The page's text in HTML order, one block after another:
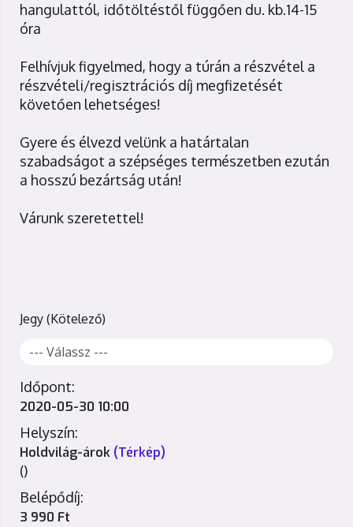
hangulattól, időtöltéstől függően du. kb.14-15
óra
Felhívjuk figyelmed, hogy a túrán a részvétel a
részvételi/regisztrációs díj megfizetését
követően lehetséges!
Gyere és élvezd velünk a határtalan
szabadságot a szépséges természetben ezután
a hosszú bezártság után!
Várunk szeretettel!
Jegy
Időpont:
2020-05-30 10:00
Helyszín:
Holdvilág-árok (Térkép)
()
Belépődíj:
3 990 Ft